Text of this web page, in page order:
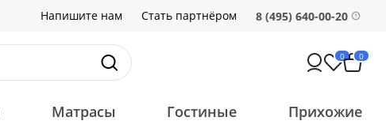
Напишите нам Стать партнёром 8 (495) 640-00-20
0 0
Матрасы Гостиные Прихожие